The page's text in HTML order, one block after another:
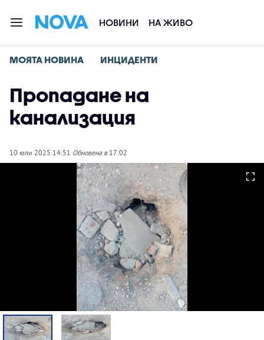
НОВИНИ НА ЖИВО
МОЯТА НОВИНА ИНЦИДЕНТИ
Пропадане на
канализация
10 юли 2025 14:51 Обновена в17:02